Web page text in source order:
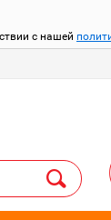
с нашей